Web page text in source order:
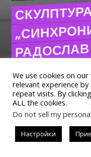
УЧАСТНИК
ЗАВЪРНА
We use cookies on
relevant experience
repeat visits. By
ALL the cookies.
Do not sell my
Настройки